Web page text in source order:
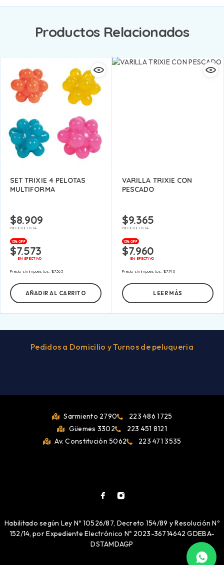
Productos Relacionados
SET TRIXIE 4 PELOTAS
MULTIFORMA
$8.909
PRECIO DE LISTA
15% OFF
$7.573
EN EFECTIVO
Precio sin impuestos:$7.363
AÑADIR AL CARRITO
VARILLA TRIXIE CON
PESCADO
$9.365
PRECIO DE LISTA
15% OFF
$7.960
EN EFECTIVO
Precio sin impuestos:$7.740
LEER MÁS
Pedidos a Domicilio y Turnos de peluqueria
Sarmiento 2790
223 486 1725
Güemes 3302
223 451 8121
Av. Constitución 5062
223 471 3535
Habilitado según Ley Nº 10526/87, Decreto 154/89 y Resolución Nº
152/14, por Expediente Electrónico Nº 2023-36714642 GDEBA-
DSTAMDAGP